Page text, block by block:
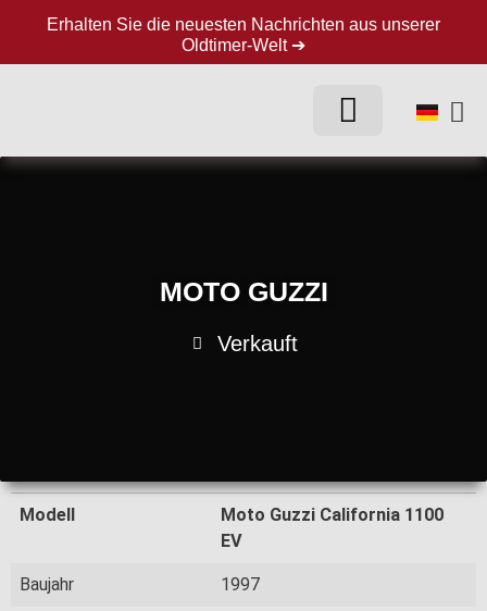
Erhalten Sie die neuesten Nachrichten aus unserer
Oldtimer-Welt ➔
MOTO GUZZI
Verkauft
Modell
Moto Guzzi California 1100
EV
Baujahr 1997